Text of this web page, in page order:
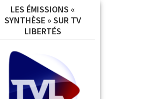
LES ÉMISSIONS «
SYNTHÈSE » SUR TV
LIBERTÉS